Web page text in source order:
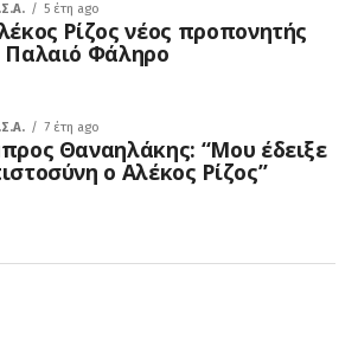
5 έτη ago
Ρίζος νέος προπονητής
Παλαιό Φάληρο
7 έτη ago
Θαναηλάκης: “Μου έδειξε
ο Αλέκος Ρίζος”